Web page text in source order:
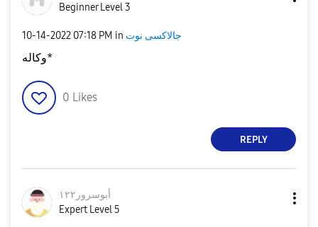
Beginner Level 3
‎10-14-2022 07:18 PM in جالاكسى نوت
وكاله*
0 Likes
REPLY
أبوسرور١٢٢
Expert Level 5